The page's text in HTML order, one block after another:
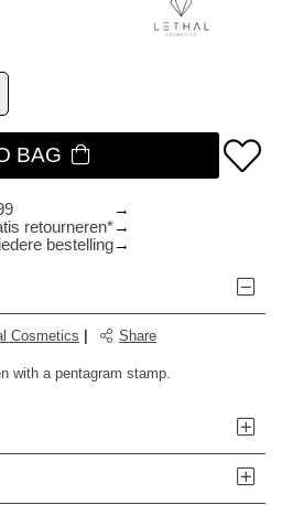
BAG
retourneren*
bestelling
Cosmetics Share
with a pentagram stamp.